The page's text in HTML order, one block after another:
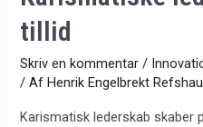
tillid
Skriv en kommentar /
/ AfHenrik Engelbrekt
Karismatisk lederskab skaber